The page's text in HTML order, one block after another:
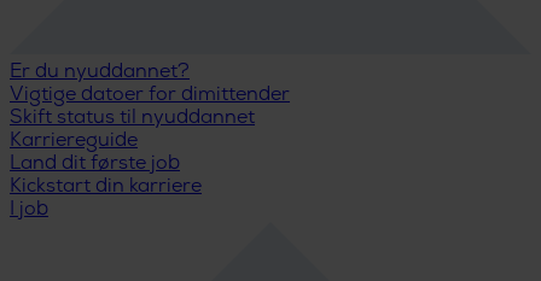
Er du nyuddannet?
Vigtige datoer for dimittender
Skift status til nyuddannet
Karriereguide
Land dit første job
Kickstart din karriere
I job